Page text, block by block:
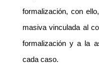
formalización, con
masiva vinculada al
formalización y a la
cada caso.